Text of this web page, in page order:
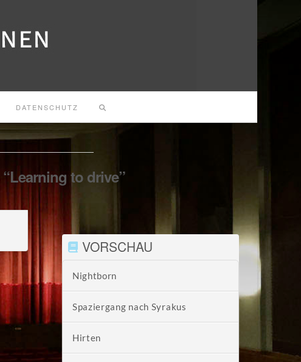
DATENSCHUTZ
“Learning to drive”
VORSCHAU
Nightborn
Spaziergang nach Syrakus
Hirten